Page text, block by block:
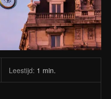
Leestijd: 1 min.